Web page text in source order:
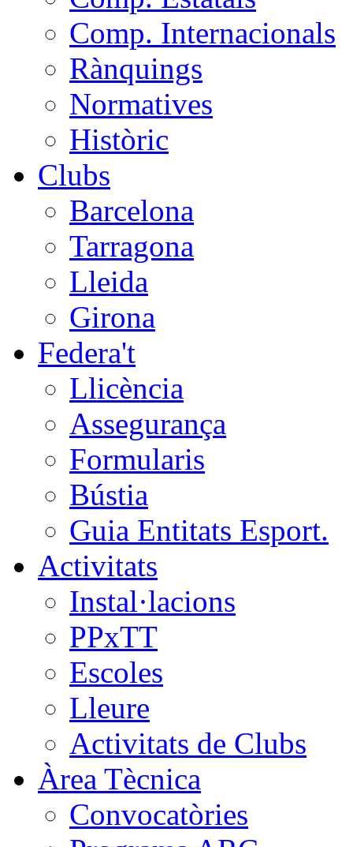
Comp. Internacionals
Rànquings
Normatives
Històric
Clubs
Barcelona
Tarragona
Lleida
Girona
Federa't
Llicència
Assegurança
Formularis
Bústia
Guia Entitats Esport.
Activitats
Instal·lacions
PPxTT
Escoles
Lleure
Activitats de Clubs
Àrea Tècnica
Convocatòries